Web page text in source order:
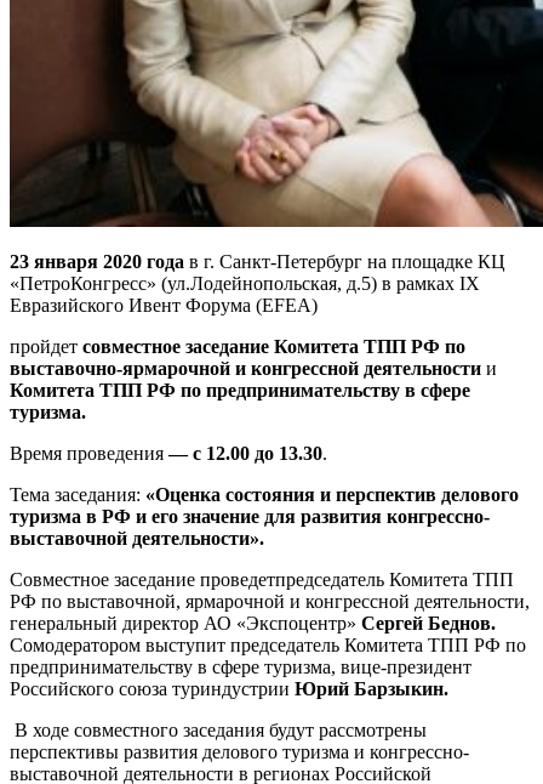
23 января 2020 года в г. Санкт-Петербург на площадке КЦ
«ПетроКонгресс» (ул.Лодейнопольская, д.5) в рамках IX
Евразийского Ивент Форума (EFEA)
пройдет совместное заседание Комитета ТПП РФ по
выставочно-ярмарочной и конгрессной деятельности и
Комитета ТПП РФ по предпринимательству в сфере
туризма.
Время проведения— с 12.00 до 13.30.
Тема заседания: «Оценка состояния и перспектив делового
туризма в РФ и его значение для развития конгрессно-
выставочной деятельности».
Совместное заседание проведетпредседатель Комитета ТПП
РФ по выставочной, ярмарочной и конгрессной деятельности,
генеральный директор АО «Экспоцентр» Сергей Беднов.
Сомодератором выступит председатель Комитета ТПП РФ по
предпринимательству в сфере туризма, вице-президент
Российского союза туриндустрии Юрий Барзыкин.
В ходе совместного заседания будут рассмотрены
перспективы развития делового туризма и конгрессно-
выставочной деятельности в регионах Российской